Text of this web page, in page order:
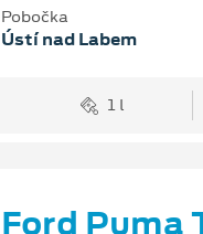
Pobočka
Ústí nad Labem
1 l
Ford Puma